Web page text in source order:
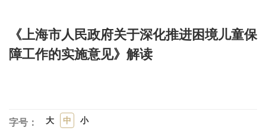
《上海市人民政府关于深化推进困境儿童保
障工作的实施意见》解读
字号： 大 中 小